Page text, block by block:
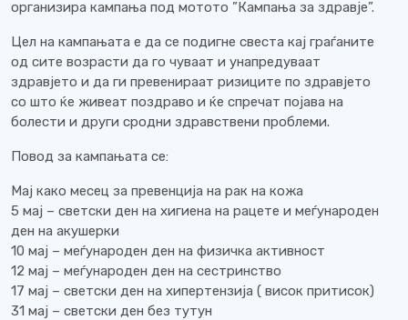
организира кампања под мотото ”Кампања за здравје”.
Цел на кампањата е да се подигне свеста кај граѓаните
од сите возрасти да го чуваат и унапредуваат
здравјето и да ги превенираат ризиците по здравјето
со што ќе живеат поздраво и ќе спречат појава на
болести и други сродни здравствени проблеми.
Повод за кампањата се:
Мај како месец за превенција на рак на кожа
5 мај – светски ден на хигиена на рацете и меѓународен
ден на акушерки
10 мај – меѓународен ден на физичка активност
12 мај – меѓународен ден на сестринство
17 мај – светски ден на хипертензија ( висок притисок)
31 мај – светски ден без тутун